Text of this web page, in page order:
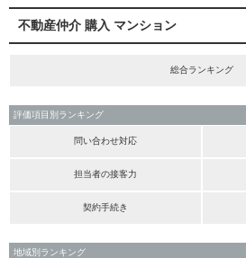
不動産仲介 購入 マンション
総合ランキング
評価項目別ランキング
問い合わせ対応
担当者の接客力
契約手続き
地域別ランキング